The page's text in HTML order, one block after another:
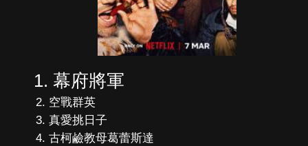
幕府將軍
空戰群英
真愛挑日子
古柯鹼教母葛蕾斯達